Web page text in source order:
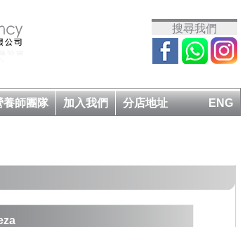
搜尋我們
養師團隊 加入我們 分店地址 ENG